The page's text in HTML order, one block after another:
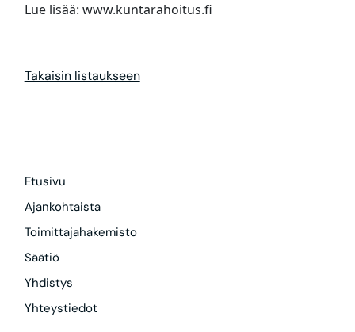
Lue lisää: www.kuntarahoitus.fi
Takaisin listaukseen
Etusivu
Ajankohtaista
Toimittajahakemisto
Säätiö
Yhdistys
Yhteystiedot